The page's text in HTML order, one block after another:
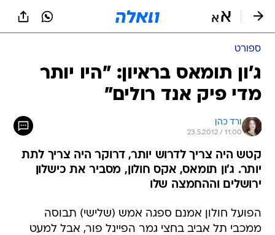
ספורט
ג'ון תומאס בראיון: "היו יותר
מדי פיק אנד רולים"
ורד כהן
23.5.2012 / 11:00
קטש היה צריך לדרוש יותר, דרוקר היה צריך לתת
יותר. ג'ון תומאס, אקס חולון, מסביר את כישלון
ירושלים וההחמצה שלו
הפועל חולון אמנם ספגה אמש (שלישי) תבוסה
ממכבי תל אביב בחצי גמר הפיינל פור, אבל למעט